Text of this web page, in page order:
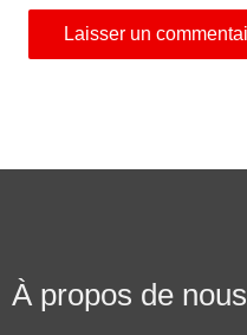
À propos de nous